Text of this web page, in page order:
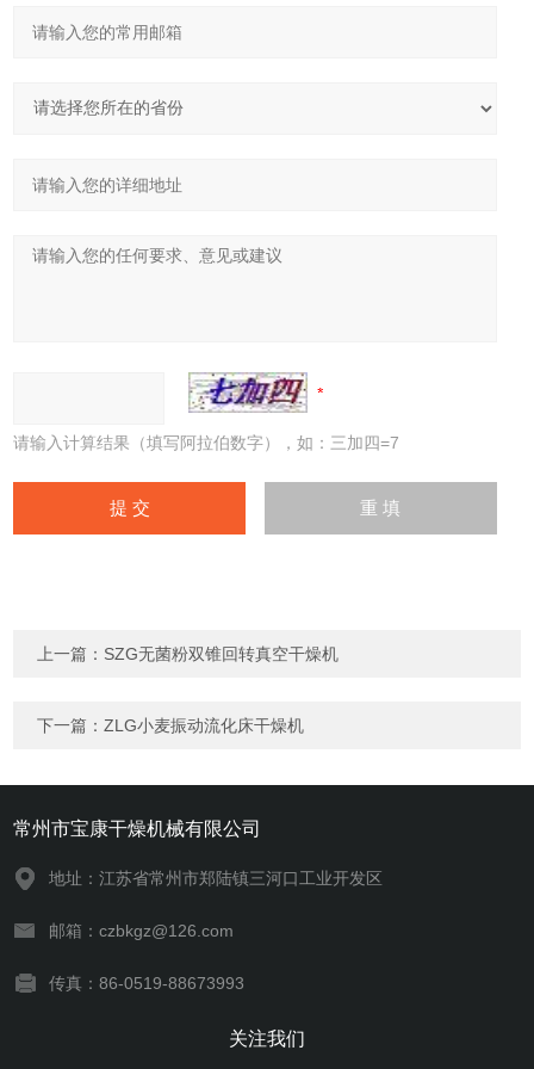
请输入计算结果（填写阿拉伯数字），如：三加四=7
上一篇： SZG无菌粉双锥回转真空干燥机
下一篇：ZLG小麦振动流化床干燥机
常州市宝康干燥机械有限公司
地址：江苏省常州市郑陆镇三河口工业开发区
邮箱：czbkgz@126.com
传真：86-0519-88673993
关注我们